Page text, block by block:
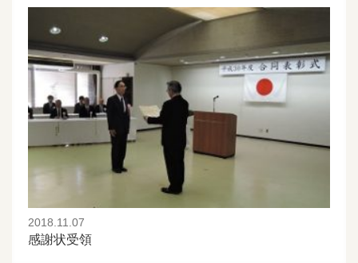
2018.11.07
感謝状受領